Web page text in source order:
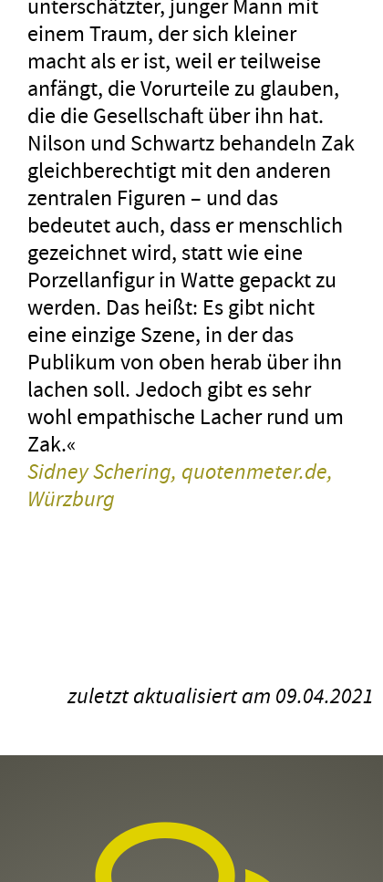
unterschätzter, junger Mann mit
einem Traum, der sich kleiner
macht als er ist, weil er teilweise
anfängt, die Vorurteile zu glauben,
die die Gesellschaft über ihn hat.
Nilson und Schwartz behandeln Zak
gleichberechtigt mit den anderen
zentralen Figuren – und das
bedeutet auch, dass er menschlich
gezeichnet wird, statt wie eine
Porzellanfigur in Watte gepackt zu
werden. Das heißt: Es gibt nicht
eine einzige Szene, in der das
Publikum von oben herab über ihn
lachen soll. Jedoch gibt es sehr
wohl empathische Lacher rund um
Zak.«
Sidney Schering, quotenmeter.de,
Würzburg
zuletzt aktualisiert am 09.04.2021